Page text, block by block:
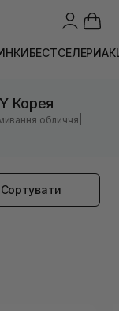
БЕСТСЕЛЕРИ
Корея
обличчя
Сортувати